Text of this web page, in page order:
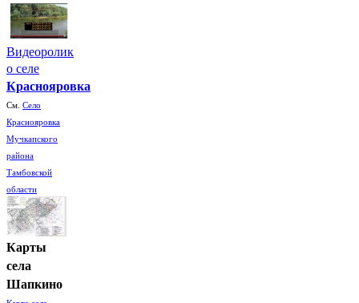
Видеоролик
о селе
Краснояровка
См. Село
Краснояровка
Мучкапского
района
Тамбовской
области
Карты
села
Шапкино